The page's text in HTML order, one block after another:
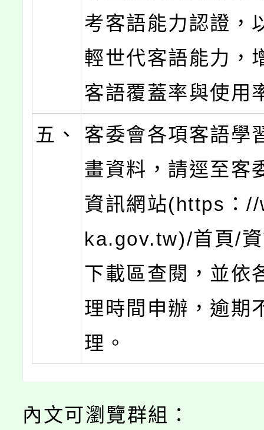
考客語能力認證，
輕世代客語能力，
客語覆蓋率與使用
五、
客委會各項客語學
畫資料，請逕至客
資訊網站(https：
ka.gov.tw)/首頁/
下載區查閱，並依
理時間申辦，逾期
理。
內文可瀏覽群組：